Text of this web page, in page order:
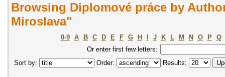
Browsing Diplomové práce by
Miroslava"
0-9 A B C D E F G H J K L M N O P
Q
Or enter first few letters:
Sort by:
Order: Results: